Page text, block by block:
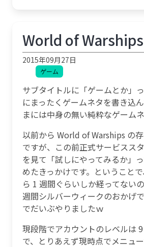
World of
2015年09月27日
ゲーム
サブタイトルに「ゲームとか」
にまったくゲームネタを書き込
まには中身の無い純粋なゲームネ
以前から World of Warships の
ですが、この前正式サービスス
を見て「試しにやってみるか」
めたきっかけです。ということ
ら 1 週間ぐらいしか経ってない
週間シルバーウィークのおかげ
でだいぶやりましたｗ
現段階でアカウントのレベルは
で、とりあえず現時点でメニュ